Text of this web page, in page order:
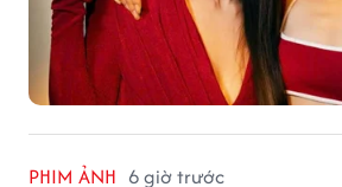
PHIM ẢNH 6 giờ trước